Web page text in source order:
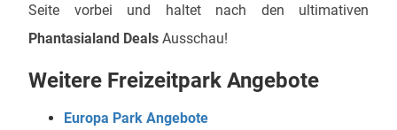
Seite vorbei und haltet nach den ultimativen
Phantasialand Deals Ausschau!
Weitere Freizeitpark Angebote
Europa Park Angebote